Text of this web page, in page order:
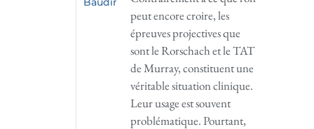
peut encore croire, les
épreuves projectives que
sont le Rorschach et le TAT
de Murray, constituent une
véritable situation clinique.
Leur usage est souvent
problématique. Pourtant,